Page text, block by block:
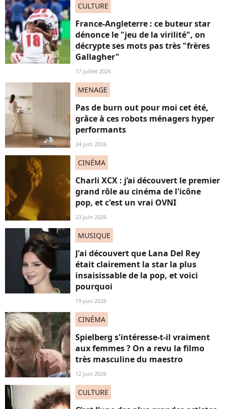
CULTURE
France-Angleterre : ce buteur star
dénonce le "jeu de la virilité", on
décrypte ses mots pas très "frères
Gallagher"
17 juillet 2026
MENAGE
Pas de burn out pour moi cet été,
grâce à ces robots ménagers hyper
performants
24 juin 2026
CINÉMA
Charli XCX : j’ai découvert le premier
grand rôle au cinéma de l'icône
pop, et c'est un vrai OVNI
23 juin 2026
MUSIQUE
J'ai découvert que Lana Del Rey
était clairement la star la plus
insaisissable de la pop, et voici
pourquoi
19 juin 2026
CINÉMA
Spielberg s'intéresse-t-il vraiment
aux femmes ? On a revu la filmo
très masculine du maestro
12 juin 2026
CULTURE